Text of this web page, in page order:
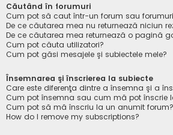
Căutând în forumuri
Cum pot să caut într-un forum sau
De ce căutarea mea nu returnează niciun
De ce căutarea mea returnează o pagină
Cum pot căuta utilizatori?
Cum pot găsi mesajele şi subiectele mele?
Însemnarea şi înscrierea la subiecte
Care este diferenţa dintre a însemna şi a
Cum pot însemna sau cum mă pot înscrie
Cum pot să mă înscriu la un anumit forum?
How do I remove my subscriptions?